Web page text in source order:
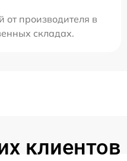
от производителя в
складах.
клиентов